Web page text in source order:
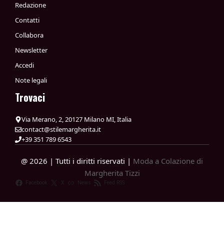
Redazione
Contatti
Collabora
Newsletter
Accedi
Note legali
Trovaci
Via Merano, 2, 20127 Milano MI, Italia
contact@stilemargherita.it
+39 351 789 6543
@ 2026 | Tutti i diritti riservati | Moda a Colazione di
Margherita Tizzi
Facebook X News Feed RSS